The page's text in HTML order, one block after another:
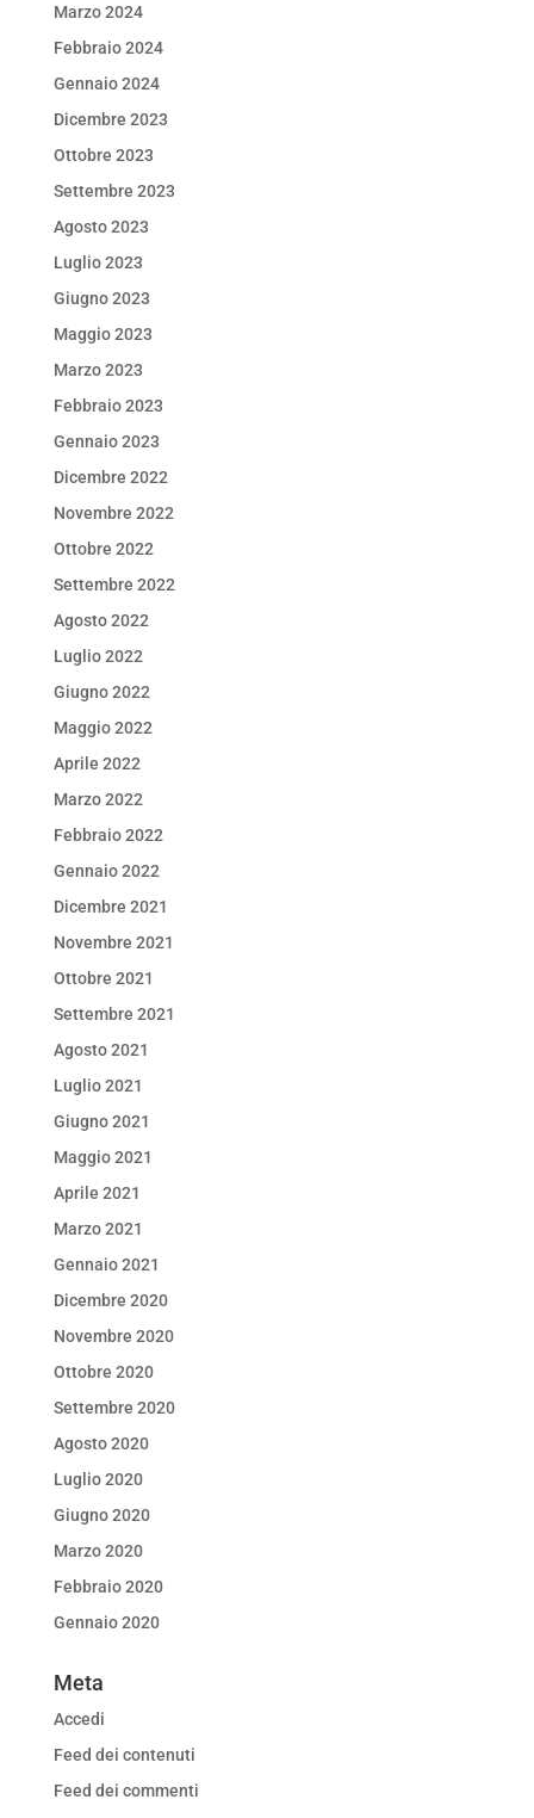
Marzo 2024
Febbraio 2024
Gennaio 2024
Dicembre 2023
Ottobre 2023
Settembre 2023
Agosto 2023
Luglio 2023
Giugno 2023
Maggio 2023
Marzo 2023
Febbraio 2023
Gennaio 2023
Dicembre 2022
Novembre 2022
Ottobre 2022
Settembre 2022
Agosto 2022
Luglio 2022
Giugno 2022
Maggio 2022
Aprile 2022
Marzo 2022
Febbraio 2022
Gennaio 2022
Dicembre 2021
Novembre 2021
Ottobre 2021
Settembre 2021
Agosto 2021
Luglio 2021
Giugno 2021
Maggio 2021
Aprile 2021
Marzo 2021
Gennaio 2021
Dicembre 2020
Novembre 2020
Ottobre 2020
Settembre 2020
Agosto 2020
Luglio 2020
Giugno 2020
Marzo 2020
Febbraio 2020
Gennaio 2020
Meta
Accedi
Feed dei contenuti
Feed dei commenti